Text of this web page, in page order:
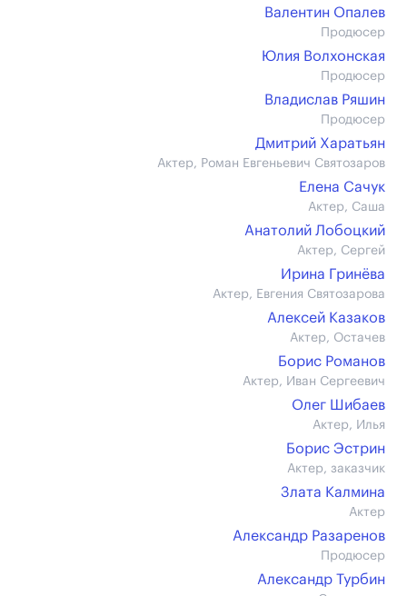
Валентин Опалев
Продюсер
Юлия Волхонская
Продюсер
Владислав Ряшин
Продюсер
Дмитрий Харатьян
Актер, Роман Евгеньевич Святозаров
Елена Сачук
Актер, Саша
Анатолий Лобоцкий
Актер, Сергей
Ирина Гринёва
Актер, Евгения Святозарова
Алексей Казаков
Актер, Остачев
Борис Романов
Актер, Иван Сергеевич
Олег Шибаев
Актер, Илья
Борис Эстрин
Актер, заказчик
Злата Калмина
Актер
Александр Разаренов
Продюсер
Александр Турбин